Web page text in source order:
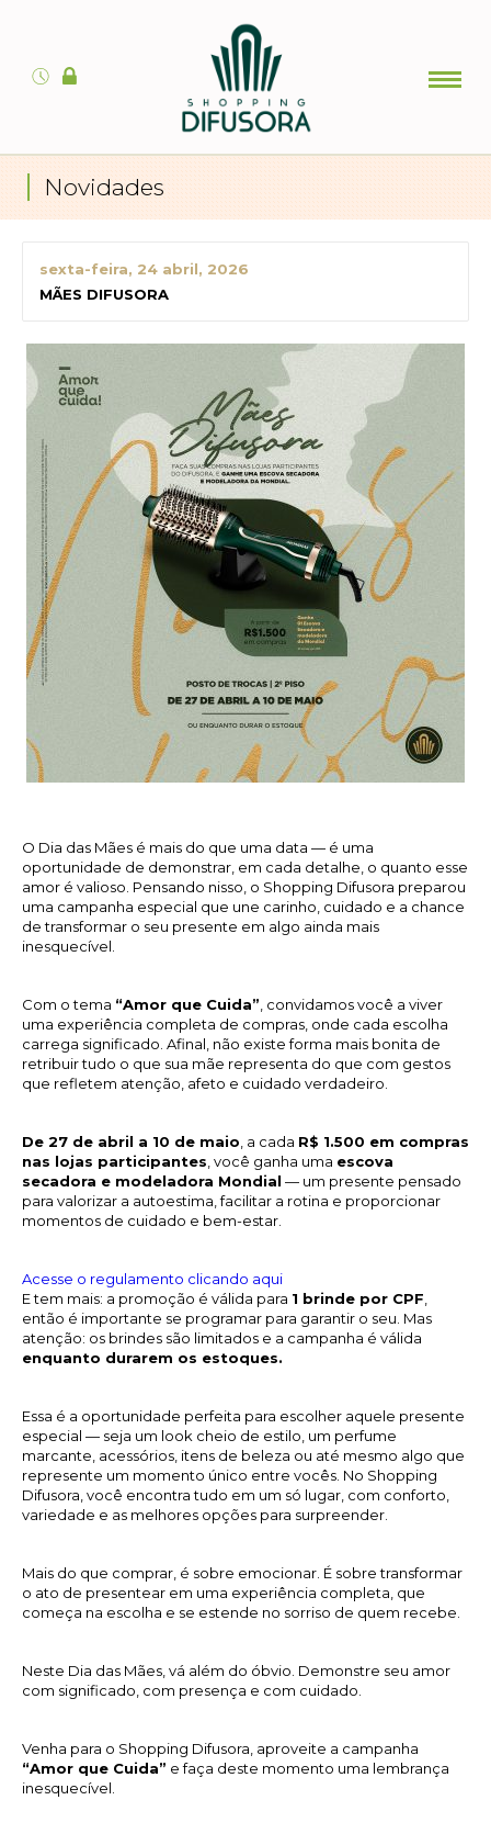
Novidades
sexta-feira, 24 abril, 2026
MÃES DIFUSORA
O Dia das Mães é mais do que uma data — é uma
oportunidade de demonstrar, em cada detalhe, o quanto esse
amor é valioso. Pensando nisso, o Shopping Difusora preparou
uma campanha especial que une carinho, cuidado e a chance
de transformar o seu presente em algo ainda mais
inesquecível.
Com o tema “Amor que Cuida” , convidamos você a viver
uma experiência completa de compras, onde cada escolha
carrega significado. Afinal, não existe forma mais bonita de
retribuir tudo o que sua mãe representa do que com gestos
que refletem atenção, afeto e cuidado verdadeiro.
De 27 de abril a 10 de maio , a cada R$ 1.500 em compras
nas lojas participantes , você ganha uma escova
secadora e modeladora Mondial — um presente pensado
para valorizar a autoestima, facilitar a rotina e proporcionar
momentos de cuidado e bem-estar.
Acesse o regulamento clicando aqui
E tem mais: a promoção é válida para 1 brinde por CPF
então é importante se programar para garantir o seu. Mas
atenção: os brindes são limitados e a campanha é válida
enquanto durarem os estoques.
Essa é a oportunidade perfeita para escolher aquele presente
especial — seja um look cheio de estilo, um perfume
marcante, acessórios, itens de beleza ou até mesmo algo que
represente um momento único entre vocês. No Shopping
Difusora, você encontra tudo em um só lugar, com conforto,
variedade e as melhores opções para surpreender.
Mais do que comprar, é sobre emocionar. É sobre transformar
o ato de presentear em uma experiência completa, que
começa na escolha e se estende no sorriso de quem recebe.
Neste Dia das Mães, vá além do óbvio. Demonstre seu amor
com significado, com presença e com cuidado.
Venha para o Shopping Difusora, aproveite a campanha
“Amor que Cuida” e faça deste momento uma lembrança
inesquecível.